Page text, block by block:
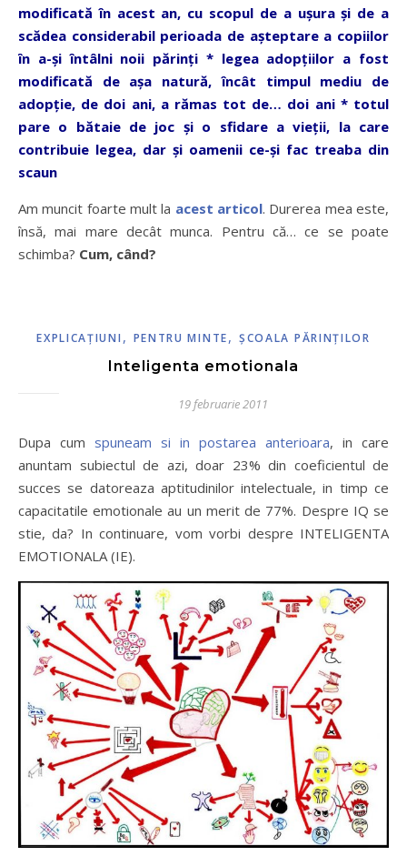
modificată în acest an, cu scopul de a uşura şi de a
scădea considerabil perioada de aşteptare a copiilor
în a-şi întâlni noii părinţi * legea adopţiilor a fost
modificată de aşa natură, încât timpul mediu de
adopţie, de doi ani, a rămas tot de… doi ani * totul
pare o bătaie de joc şi o sfidare a vieţii, la care
contribuie legea, dar şi oamenii ce-şi fac treaba din
scaun
Am muncit foarte mult la acest articol. Durerea mea este,
însă, mai mare decât munca. Pentru că… ce se poate
schimba? Cum, când?
EXPLICAŢIUNI , PENTRU MINTE, ŞCOALA PĂRINŢILOR
Inteligenta emotionala
19 februarie 2011
Dupa cum spuneam si in postarea anterioara, in care
anuntam subiectul de azi, doar 23% din coeficientul de
succes se datoreaza aptitudinilor intelectuale, in timp ce
capacitatile emotionale au un merit de 77%. Despre IQ se
stie, da? In continuare, vom vorbi despre INTELIGENTA
EMOTIONALA (IE).